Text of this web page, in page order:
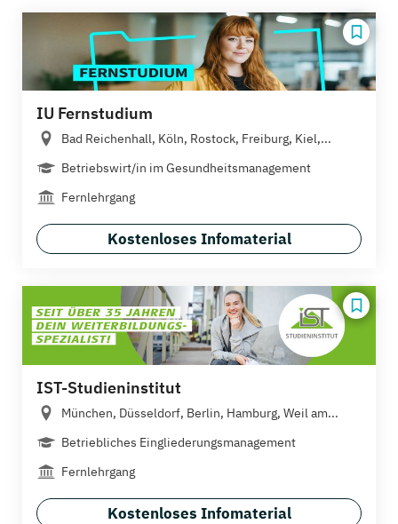
IU Fernstudium
Bad Reichenhall, Köln, Rostock, Freiburg, Kiel,...
Betriebswirt/in im Gesundheitsmanagement
Fernlehrgang
Kostenloses Infomaterial
IST-Studieninstitut
München, Düsseldorf, Berlin, Hamburg, Weil am...
Betriebliches Eingliederungsmanagement
Fernlehrgang
Kostenloses Infomaterial